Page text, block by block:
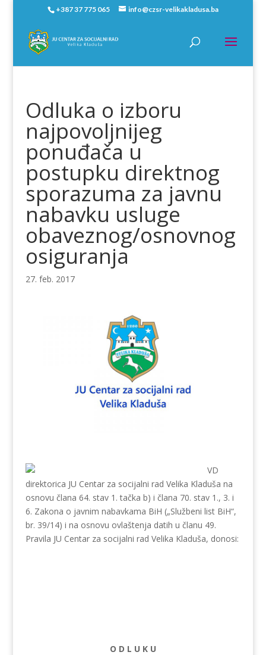
+387 37 775 065 info@czsr-velikakladusa.ba
Odluka o izboru
najpovoljnijeg
ponuđača u
postupku direktnog
sporazuma za javnu
nabavku usluge
obaveznog/osnovnog
osiguranja
27. feb. 2017
VD
direktorica JU Centar za socijalni rad Velika Kladuša na
osnovu člana 64. stav 1. tačka b) i člana 70. stav 1., 3. i
6. Zakona o javnim nabavkama BiH („Službeni list BiH“,
br. 39/14) i na osnovu ovlaštenja datih u članu 49.
Pravila JU Centar za socijalni rad Velika Kladuša, donosi:
O D L U K U